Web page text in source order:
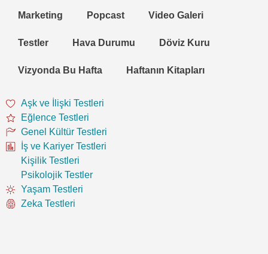
Marketing Popcast Video Galeri
Testler Hava Durumu Döviz Kuru
Vizyonda Bu Hafta Haftanın Kitapları
Aşk ve İlişki Testleri
Eğlence Testleri
Genel Kültür Testleri
İş ve Kariyer Testleri
Kişilik Testleri
Psikolojik Testler
Yaşam Testleri
Zeka Testleri